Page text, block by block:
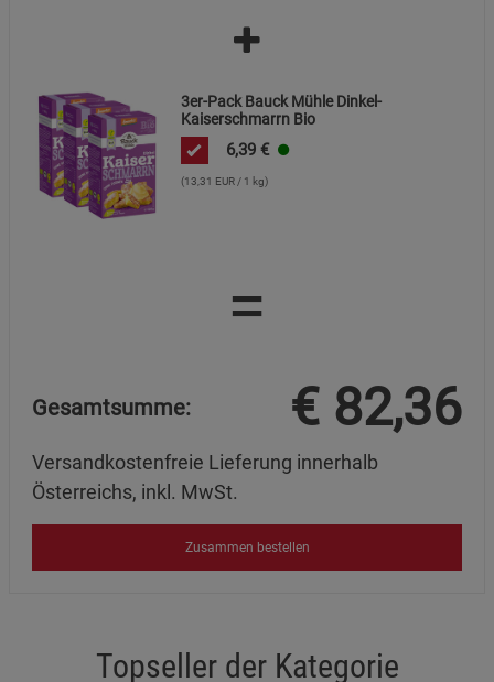
3er-Pack Bauck Mühle Dinkel-
Kaiserschmarrn Bio
6,39 €
(13,31 EUR / 1 kg)
=
Gesamtsumme: € 82,36
Versandkostenfreie Lieferung innerhalb
Österreichs, inkl. MwSt.
Zusammen bestellen
Topseller der Kategorie